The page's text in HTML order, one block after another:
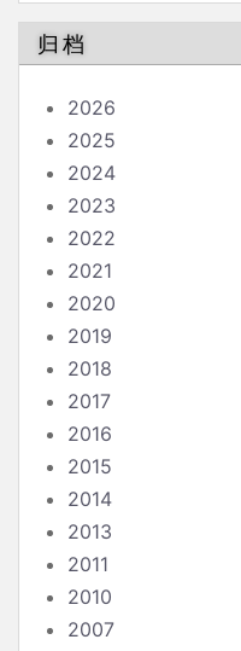
归档
2026
2025
2024
2023
2022
2021
2020
2019
2018
2017
2016
2015
2014
2013
2011
2010
2007